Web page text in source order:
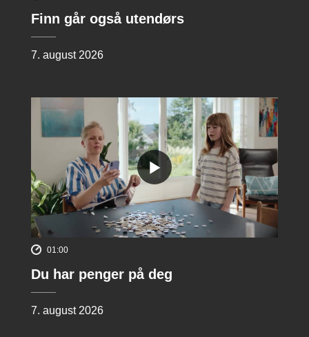
Finn går også utendørs
7. august 2026
01:00
Du har penger på deg
7. august 2026